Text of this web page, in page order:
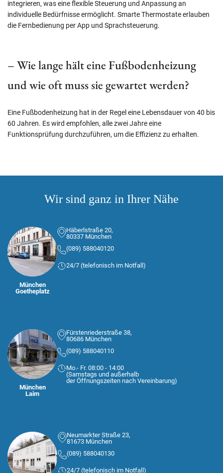
integrieren, was eine flexible Steuerung und Anpassung an
individuelle Bedürfnisse ermöglicht. Smarte Thermostate erlauben
die Fernbedienung per App und Sprachsteuerung.
– Wie lange hält eine Fußbodenheizung
und wie oft muss sie gewartet werden?
Eine Fußbodenheizung hat in der Regel eine Lebensdauer von 40 bis
60 Jahren. Es wird empfohlen, alle zwei Jahre eine
Funktionsprüfung durchzuführen, um die Effizienz zu erhalten.
Wir sind ganz in Ihrer Nähe
München
Goetheplatz
Häberlstraße 20,
80337 München
(089) 588040120
24/7 (telefonisch im Notfall)
München
Laim
Fürstenriederstraße 38,
80686 München
(089) 588040110
Mo.- Fr. 08:00 - 14:00
(Samstags und außerhalb
der Öffnungszeiten nach Vereinbarung)
Neumarkter Straße 23,
81673 München
(089) 588040130
24/7 (telefonisch im Notfall)